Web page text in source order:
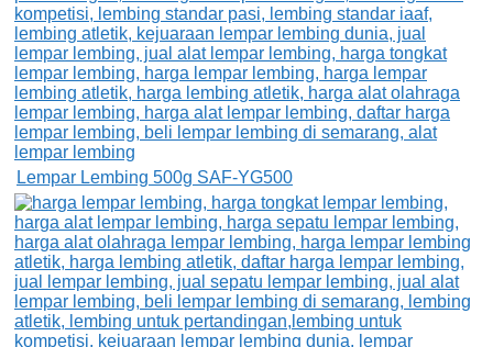
Lempar Lembing 500g SAF-YG500